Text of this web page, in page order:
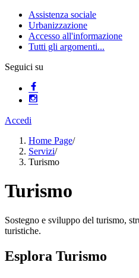
Assistenza sociale
Urbanizzazione
Accesso all'informazione
Tutti gli argomenti...
Seguici su
Accedi
Home Page/
Servizi/
Turismo
Turismo
Sostegno e sviluppo del turismo,
turistiche.
Esplora Turismo